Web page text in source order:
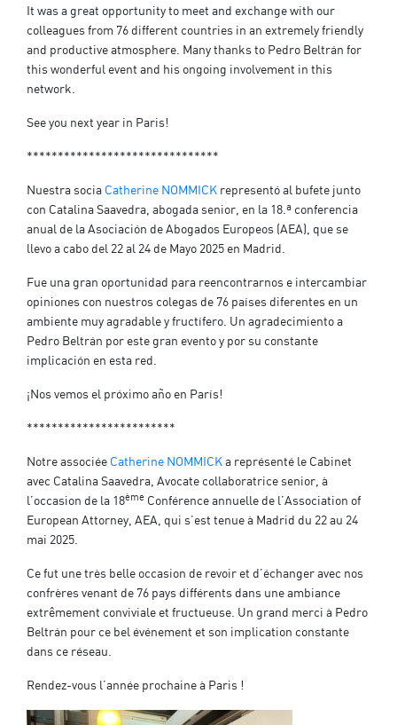
It was a great opportunity to meet and exchange with our
colleagues from 76 different countries in an extremely friendly
and productive atmosphere. Many thanks to Pedro Beltrán for
this wonderful event and his ongoing involvement in this
network.
See you next year in Paris!
*******************************
Nuestra socia Catherine NOMMICK representó al bufete junto
con Catalina Saavedra, abogada senior, en la 18.ª conferencia
anual de la Asociación de Abogados Europeos (AEA), que se
llevo a cabo del 22 al 24 de Mayo 2025 en Madrid.
Fue una gran oportunidad para reencontrarnos e intercambiar
opiniones con nuestros colegas de 76 países diferentes en un
ambiente muy agradable y fructífero. Un agradecimiento a
Pedro Beltrán por este gran evento y por su constante
implicación en esta red.
¡Nos vemos el próximo año en París!
************************
Notre associée Catherine NOMMICK a représenté le Cabinet
avec Catalina Saavedra, Avocate collaboratrice senior, à
l’occasion de la 18ème Conférence annuelle de l’Association of
European Attorney, AEA, qui s’est tenue à Madrid du 22 au 24
mai 2025.
Ce fut une très belle occasion de revoir et d’échanger avec nos
confrères venant de 76 pays différents dans une ambiance
extrêmement conviviale et fructueuse. Un grand merci à Pedro
Beltrán pour ce bel événement et son implication constante
dans ce réseau.
Rendez-vous l’année prochaine à Paris !